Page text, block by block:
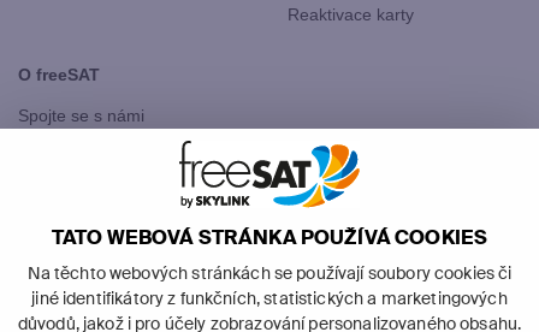
TATO WEBOVÁ STRÁNKA POUŽÍVÁ COOKIES
Na těchto webových stránkách se používají soubory cookies či
jiné identifikátory z funkčních, statistických a marketingových
důvodů, jakož i pro účely zobrazování personalizovaného obsahu.
Reaktivace karty
O freeSAT
Spojte se s námi